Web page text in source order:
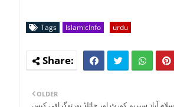
Tags IslamicInfo urdu
OLDER
آباد سپریم کورٹ اور چائلڈ پورنوگرافی کیس